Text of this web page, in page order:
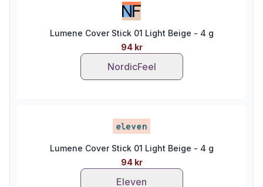
Lumene Cover Stick 01 Light Beige - 4 g
94 kr
NordicFeel
Lumene Cover Stick 01 Light Beige - 4 g
94 kr
Eleven